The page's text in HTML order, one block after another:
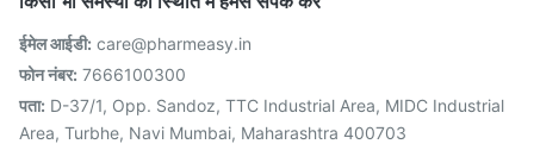
ईमेल आईडी: care@pharmeasy.in
फोन नंबर: 7666100300
पता: D-37/1, Opp. Sandoz, TTC Industrial Area, MIDC Industrial
Area, Turbhe, Navi Mumbai, Maharashtra 400703